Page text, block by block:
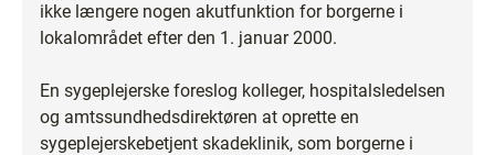
ikke længere nogen akutfunktion for borgerne i
lokalområdet efter den 1. januar 2000.
En sygeplejerske foreslog kolleger, hospitalsledelsen
og amtssundhedsdirektøren at oprette en
sygeplejerskebetjent skadeklinik, som borgerne i